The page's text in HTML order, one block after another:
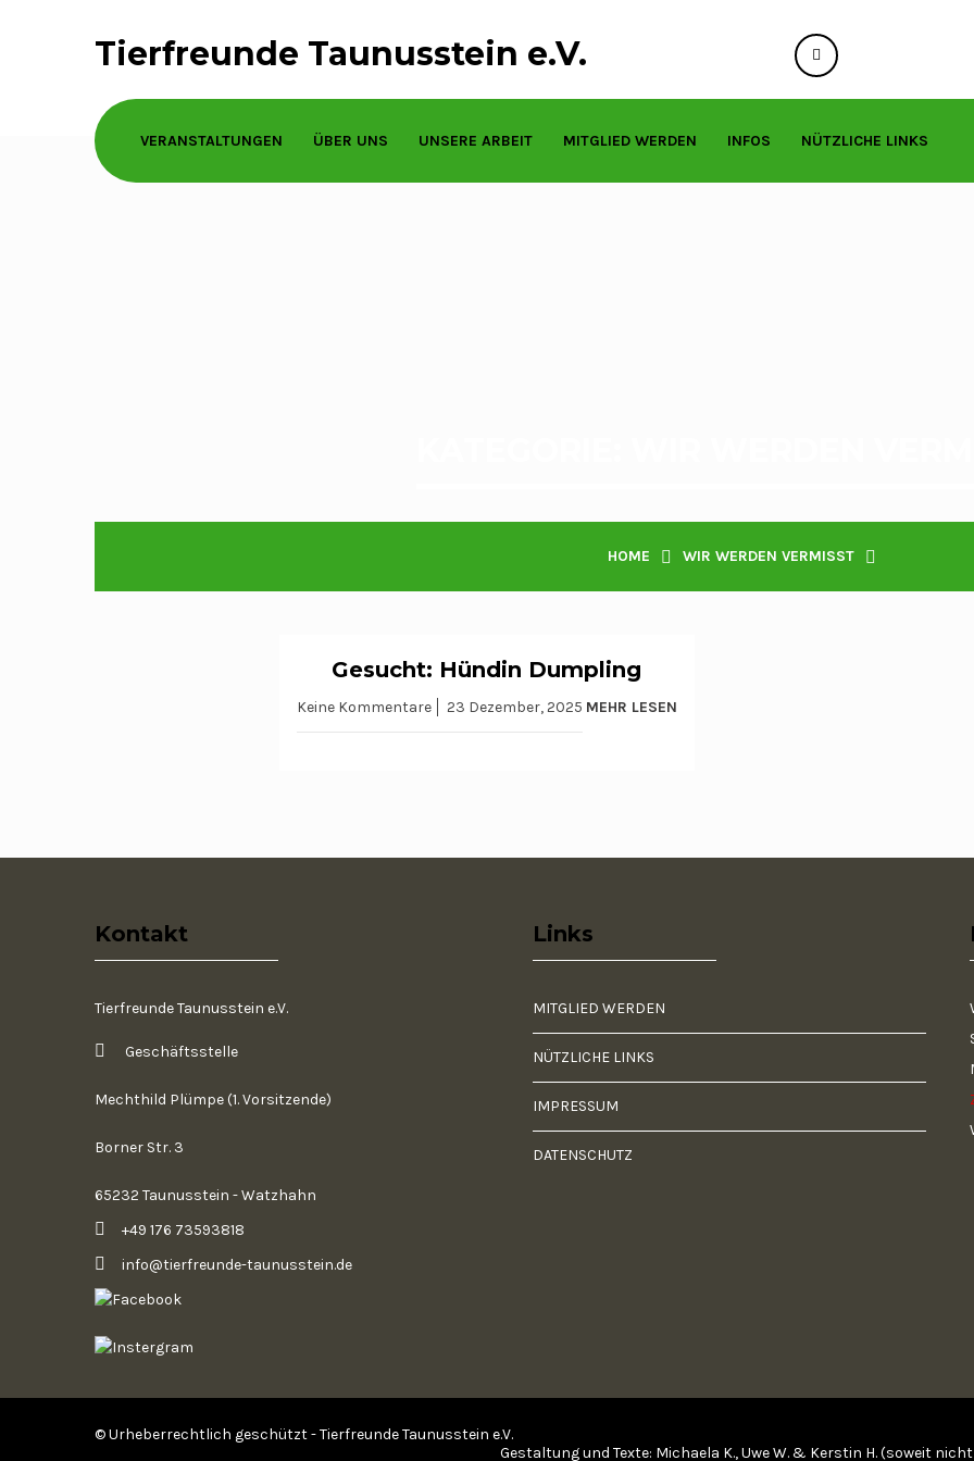
Tierfreunde Taunusstein e.V.
VERANSTALTUNGEN ÜBER UNS UNSERE ARBEIT MITGLIED WERDEN INFOS NÜTZLICHE LINKS
HOME WIR WERDEN VERMISST
WIR WERDEN VERMISST
Gesucht: Hündin Dumpling
Keine Kommentare 23 Dezember, 2025 MEHR LESEN
Kontakt
Tierfreunde Taunusstein e.V.
Geschäftsstelle
Mechthild Plümpe (1. Vorsitzende)
Borner Str. 3
65232 Taunusstein - Watzhahn
+49 176 73593818
info@tierfreunde-taunusstein.de
Links
MITGLIED WERDEN
NÜTZLICHE LINKS
IMPRESSUM
DATENSCHUTZ
© Urheberrechtlich geschützt - Tierfreunde Taunusstein e.V.
Gestaltung und Texte: Michaela K., Uwe W. & Kerstin H. (soweit